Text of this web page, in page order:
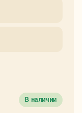
В наличии